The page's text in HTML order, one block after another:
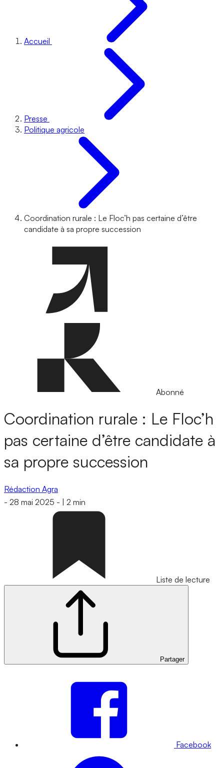
Accueil
Presse
Politique agricole
Coordination rurale : Le Floc’h pas certaine d’être
candidate à sa propre succession
Abonné
Coordination rurale : Le Floc’h
pas certaine d’être candidate à
sa propre succession
Rédaction Agra
- 28 mai 2025 - 2 min
Liste de lecture
Partager
Facebook